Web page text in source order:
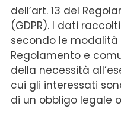
dell’art. 13 del
(GDPR). I dati
secondo le
Regolamento e
della necessità
cui gli interessati
di un obbligo legale